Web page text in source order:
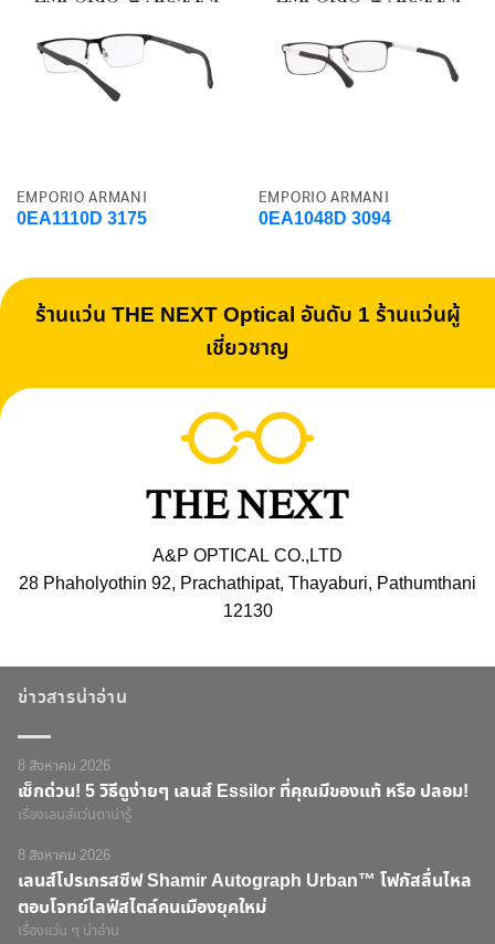
EMPORIO ARMANI
0EA1110D 3175
EMPORIO ARMANI
0EA1048D 3094
ร้านแว่น THE NEXT Optical อันดับ 1 ร้านแว่นผู้
เชี่ยวชาญ
A&P OPTICAL CO.,LTD
28 Phaholyothin 92, Prachathipat, Thayaburi, Pathumthani
12130
ข่าวสารน่าอ่าน
8 สิงหาคม 2026
เช็กด่วน! 5 วิธีดูง่ายๆ เลนส์ Essilor ที่คุณมีของแท้ หรือ ปลอม!
เรื่องเลนส์แว่นตาน่ารู้
8 สิงหาคม 2026
เลนส์โปรเกรสซีฟ Shamir Autograph Urban™ โฟกัสลื่นไหล
ตอบโจทย์ไลฟ์สไตล์คนเมืองยุคใหม่
เรื่องแว่น ๆ น่าอ่าน